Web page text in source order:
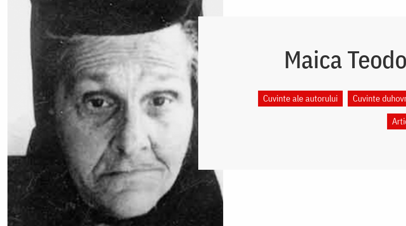
Maica
Cuvinte ale autorului Cuvinte